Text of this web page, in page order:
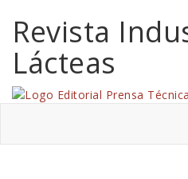
Revista
Lácteas